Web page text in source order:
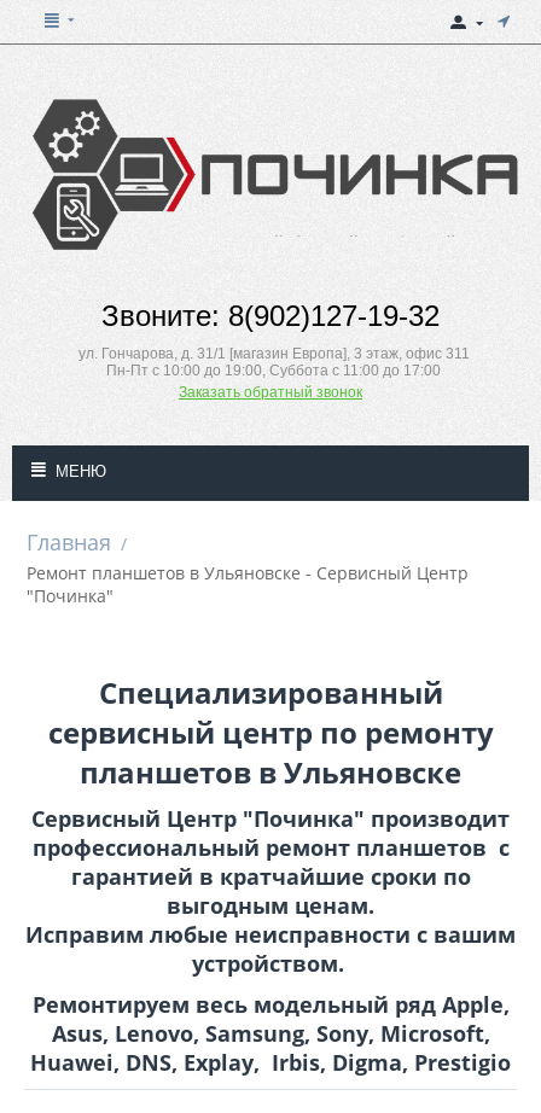
Звоните: 8(902)127-19-32
ул. Гончарова, д. 31/1 [магазин Европа], 3 этаж, офис 311
Пн-Пт с 10:00 до 19:00, Суббота с 11:00 до 17:00
Заказать обратный звонок
МЕНЮ
Главная /
Ремонт планшетов в Ульяновске - Сервисный Центр
"Починка"
Специализированный
сервисный центр по ремонту
планшетов в Ульяновске
Сервисный Центр "Починка" производит
профессиональный ремонт планшетов с
гарантией в кратчайшие сроки по
выгодным ценам.
Исправим любые неисправности с вашим
устройством.
Ремонтируем весь модельный ряд Apple,
Asus, Lenovo, Samsung, Sony, Microsoft,
Huawei, DNS, Explay, Irbis, Digma, Prestigio